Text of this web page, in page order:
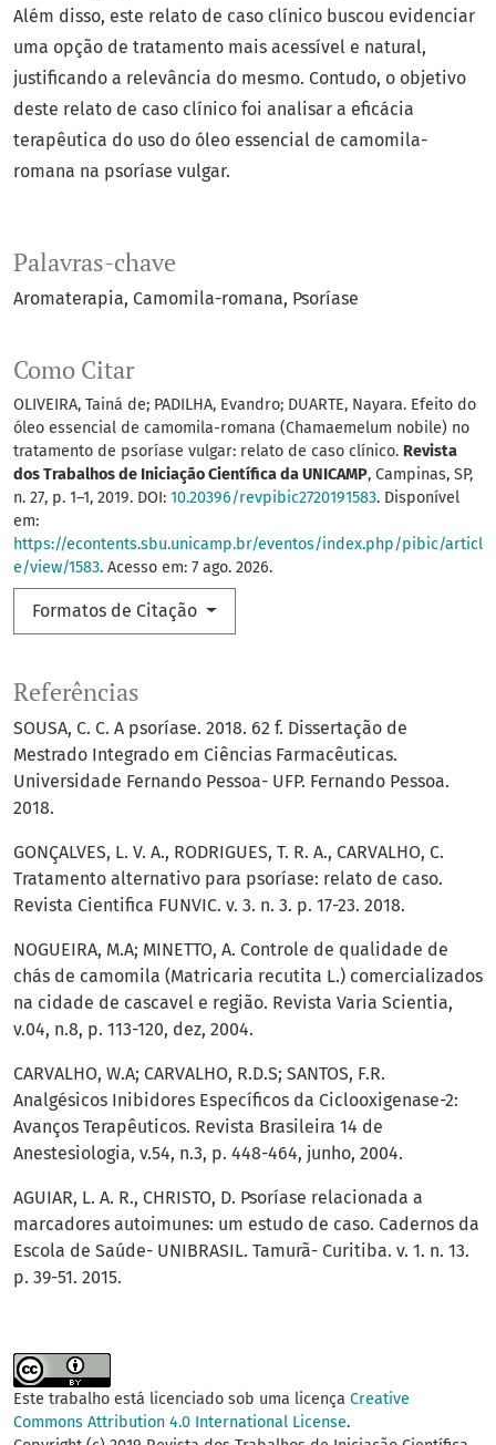
Palavras-chave
Aromaterapia Camomila-romana Psoríase
Como Citar
OLIVEIRA, Tainá de; PADILHA, Evandro; DUARTE, Nayara. Efeito do
óleo essencial de camomila-romana (Chamaemelum nobile) no
tratamento de psoríase vulgar: relato de caso clínico. Revista
dos Trabalhos de Iniciação Científica da UNICAMP, Campinas, SP,
n. 27, p. 1–1, 2019. DOI: 10.20396/revpibic2720191583. Disponível
em:
https://econtents.sbu.unicamp.br/eventos/index.php/pibic/articl
e/view/1583. Acesso em: 7 ago. 2026.
Formatos de Citação
Além disso, este relato de caso clínico buscou evidenciar
uma opção de tratamento mais acessível e natural,
justificando a relevância do mesmo. Contudo, o objetivo
deste relato de caso clínico foi analisar a eficácia
terapêutica do uso do óleo essencial de camomila-
romana na psoríase vulgar.
Referências
SOUSA, C. C. A psoríase. 2018. 62 f. Dissertação de
Mestrado Integrado em Ciências Farmacêuticas.
Universidade Fernando Pessoa- UFP. Fernando Pessoa.
2018.
GONÇALVES, L. V. A., RODRIGUES, T. R. A., CARVALHO, C.
Tratamento alternativo para psoríase: relato de caso.
Revista Cientifica FUNVIC. v. 3. n. 3. p. 17-23. 2018.
NOGUEIRA, M.A; MINETTO, A. Controle de qualidade de
chás de camomila (Matricaria recutita L.) comercializados
na cidade de cascavel e região. Revista Varia Scientia,
v.04, n.8, p. 113-120, dez, 2004.
CARVALHO, W.A; CARVALHO, R.D.S; SANTOS, F.R.
Analgésicos Inibidores Específicos da Ciclooxigenase-2:
Avanços Terapêuticos. Revista Brasileira 14 de
Anestesiologia, v.54, n.3, p. 448-464, junho, 2004.
AGUIAR, L. A. R., CHRISTO, D. Psoríase relacionada a
marcadores autoimunes: um estudo de caso. Cadernos da
Escola de Saúde- UNIBRASIL. Tamurã- Curitiba. v. 1. n. 13.
p. 39-51. 2015.
Este trabalho está licenciado sob uma licença Creative
Commons Attribution 4.0 International License.